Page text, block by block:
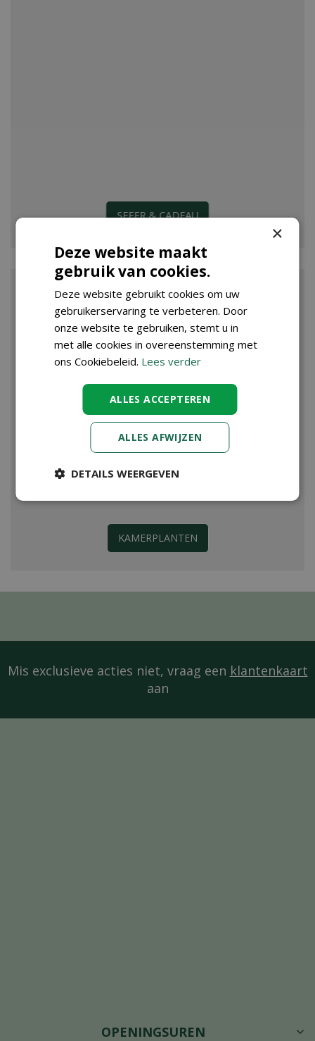
SFEER & CADEAU
KAMERPLANTEN
Mis exclusieve acties niet, vraag een klantenkaart
aan
OPENINGSUREN
×
Deze website maakt
gebruik van cookies.
Deze website gebruikt cookies om uw
gebruikerservaring te verbeteren. Door
onze website te gebruiken, stemt u in
met alle cookies in overeenstemming met
ons Cookiebeleid. Lees verder
ALLES ACCEPTEREN
ALLES AFWIJZEN
DETAILS WEERGEVEN